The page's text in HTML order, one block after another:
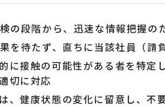
の段階から、迅速な情報把握の
を待たず、直ちに当該社員（
に接触の可能性がある者を特
切に対応
、健康状態の変化に留意し、不